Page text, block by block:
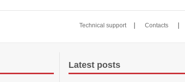
Technical support | Contacts |
Latest posts